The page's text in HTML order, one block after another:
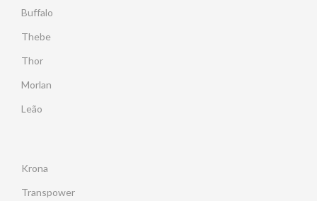
Buffalo
Thebe
Thor
Morlan
Leão
Krona
Transpower